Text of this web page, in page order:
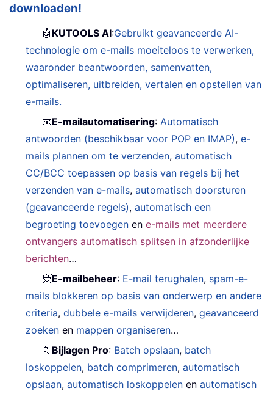
downloaden!
🤖 KUTOOLS AI:Gebruikt geavanceerde AI-
technologie om e-mails moeiteloos te verwerken,
waaronder beantwoorden, samenvatten,
optimaliseren, uitbreiden, vertalen en opstellen van
e-mails.
📧E-mailautomatisering: Automatisch
antwoorden (beschikbaar voor POP en IMAP),e-
mails plannen om te verzenden,automatisch
CC/BCC toepassen op basis van regels bij het
verzenden van e-mails,automatisch doorsturen
(geavanceerde regels),automatisch een
begroeting toevoegen ene-mails met meerdere
ontvangers automatisch splitsen in afzonderlijke
berichten…
📨E-mailbeheer: E-mail terughalen, spam-e-
mails blokkeren op basis van onderwerp en andere
criteria,dubbele e-mails verwijderen,geavanceerd
zoeken en mappen organiseren…
📁 Bijlagen Pro: Batch opslaan, batch
loskoppelen, batch comprimeren,automatisch
opslaan,automatisch loskoppelen enautomatisch